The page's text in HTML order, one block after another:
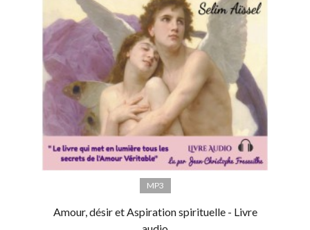
MP3
Amour, désir et Aspiration spirituelle - Livre